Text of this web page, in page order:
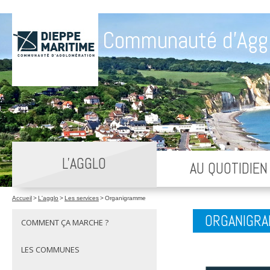
Communauté
Accueil>L'agglo >Les services>Organigramme
L'AGGLO
COMMENT ÇA MARCHE ?
LES COMMUNES
AU QUOTIDIEN